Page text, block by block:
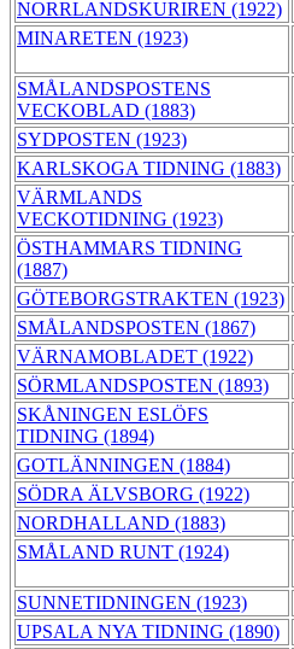
NORRLANDSKURIREN (1922)
MINARETEN (1923)
SMÅLANDSPOSTENS
VECKOBLAD (1883)
SYDPOSTEN (1923)
KARLSKOGA TIDNING (1883)
VÄRMLANDS
VECKOTIDNING (1923)
ÖSTHAMMARS TIDNING
(1887)
GÖTEBORGSTRAKTEN (1923)
SMÅLANDSPOSTEN (1867)
VÄRNAMOBLADET (1922)
SÖRMLANDSPOSTEN (1893)
SKÅNINGEN ESLÖFS
TIDNING (1894)
GOTLÄNNINGEN (1884)
SÖDRA ÄLVSBORG (1922)
NORDHALLAND (1883)
SMÅLAND RUNT (1924)
SUNNETIDNINGEN (1923)
UPSALA NYA TIDNING (1890)